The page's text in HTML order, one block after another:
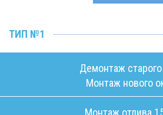
ТИП №1
Демонтаж старого
Монтаж нового